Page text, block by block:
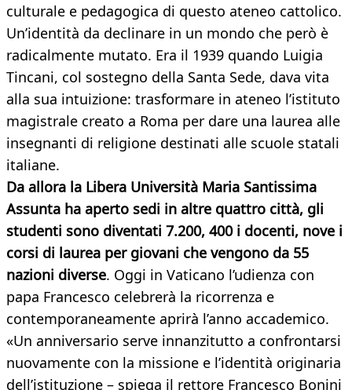
culturale e pedagogica di questo ateneo cattolico.
Un’identità da declinare in un mondo che però è
radicalmente mutato. Era il 1939 quando Luigia
Tincani, col sostegno della Santa Sede, dava vita
alla sua intuizione: trasformare in ateneo l’istituto
magistrale creato a Roma per dare una laurea alle
insegnanti di religione destinati alle scuole statali
italiane.
Da allora la Libera Università Maria Santissima
Assunta ha aperto sedi in altre quattro città, gli
studenti sono diventati 7.200, 400 i docenti, nove i
corsi di laurea per giovani che vengono da 55
nazioni diverse. Oggi in Vaticano l’udienza con
papa Francesco celebrerà la ricorrenza e
contemporaneamente aprirà l’anno accademico.
«Un anniversario serve innanzitutto a confrontarsi
nuovamente con la missione e l’identità originaria
dell’istituzione – spiega il rettore Francesco Bonini